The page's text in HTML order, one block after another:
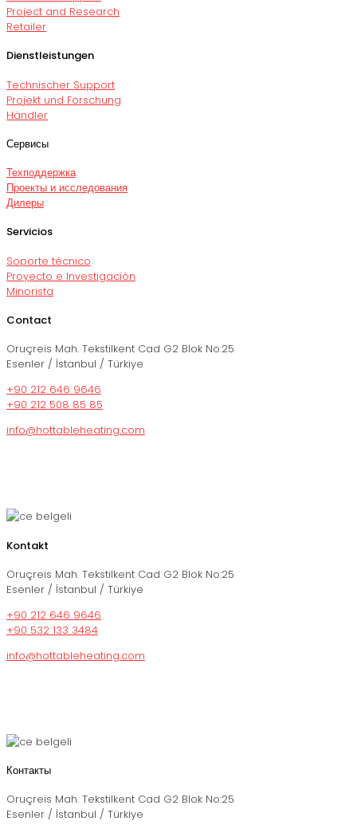
Project and Research
Retailer
Dienstleistungen
Technischer Support
Projekt und Forschung
Händler
Сервисы
Техподдержка
Проекты и исследования
Дилеры
Servicios
Soporte técnico
Proyecto e Investigación
Minorista
Contact
Oruçreis Mah. Tekstilkent Cad G2 Blok No:25
Esenler / İstanbul / Türkiye
+90 212 646 9646
+90 212 508 85 85
info@hottableheating.com
Kontakt
Oruçreis Mah. Tekstilkent Cad G2 Blok No:25
Esenler / İstanbul / Türkiye
+90 212 646 9646
+90 532 133 3484
info@hottableheating.com
Контакты
Oruçreis Mah. Tekstilkent Cad G2 Blok No:25
Esenler / İstanbul / Türkiye